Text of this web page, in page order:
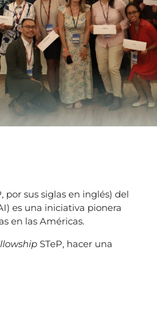
por sus siglas en inglés) del
es una iniciativa pionera
en las Américas.
STeP, hacer una